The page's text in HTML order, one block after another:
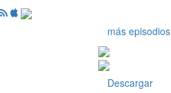
más episodios
Descargar